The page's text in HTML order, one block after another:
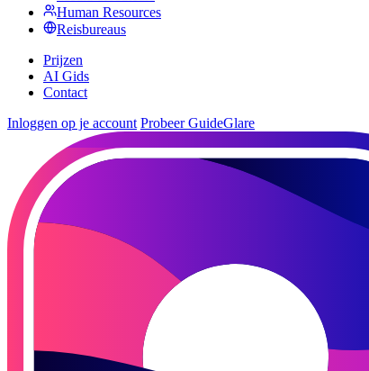
Human Resources
Reisbureaus
Prijzen
AI Gids
Contact
Inloggen op je account Probeer GuideGlare